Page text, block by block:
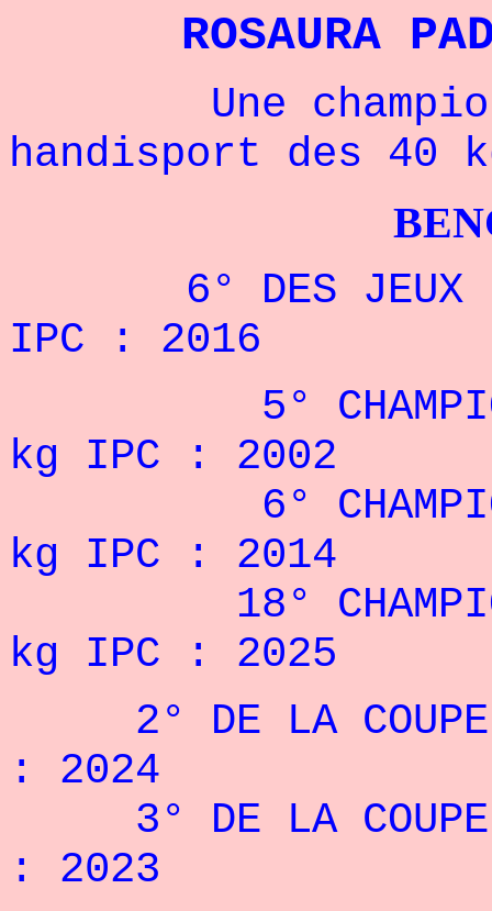
ROSAURA
Une
handisport des 40
6° DES JEUX
IPC : 2016
5°
kg IPC
: 2002
6°
kg IPC
: 2014
18°
kg IPC
: 2025
2° DE LA COUPE
: 2024
3° DE LA COUPE
: 2023